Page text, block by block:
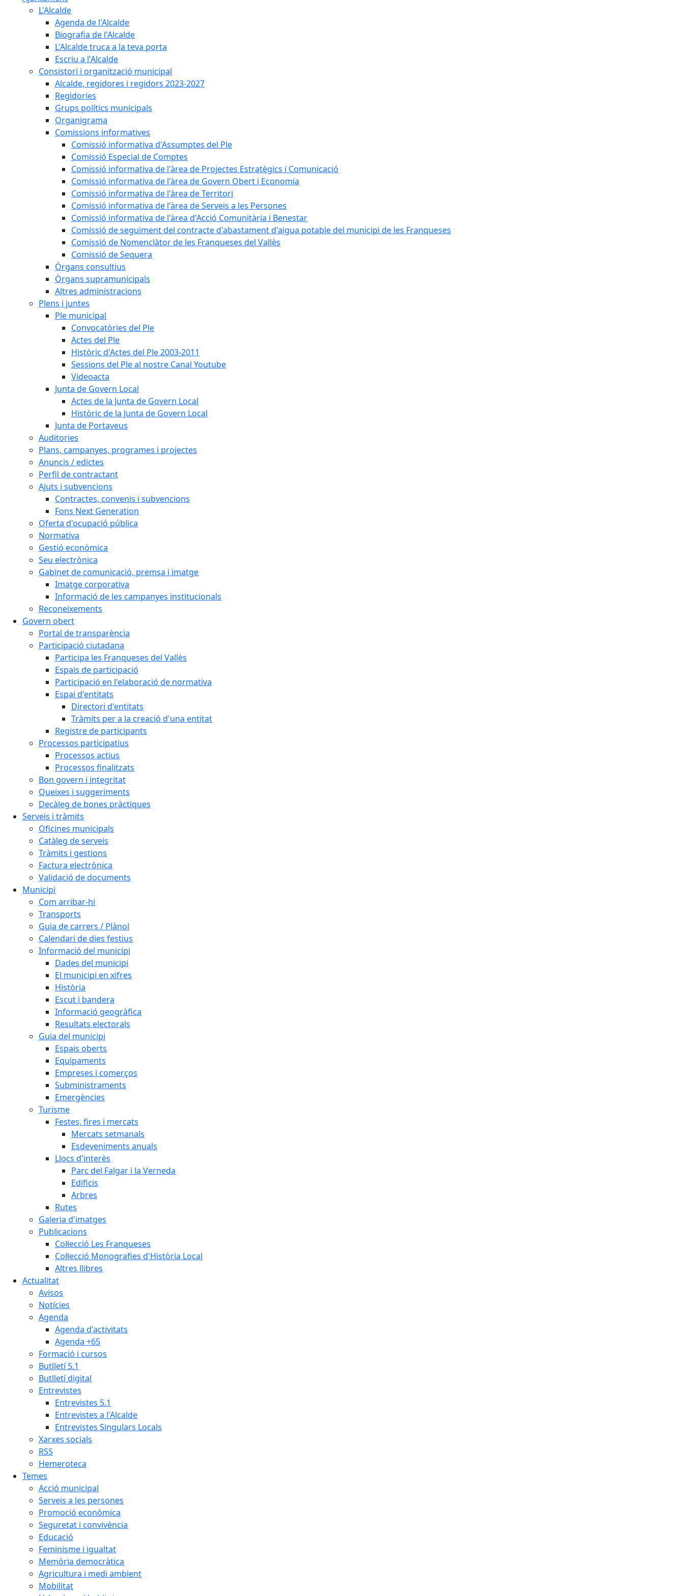
L'Alcalde
Agenda de l'Alcalde
Biografia de l'Alcalde
L'Alcalde truca a la teva porta
Escriu a l'Alcalde
Consistori i organització municipal
Alcalde, regidores i regidors 2023-2027
Regidories
Grups polítics municipals
Organigrama
Comissions informatives
Comissió informativa d'Assumptes del Ple
Comissió Especial de Comptes
Comissió informativa de l'àrea de Projectes Estratègics i Comunicació
Comissió informativa de l'àrea de Govern Obert i Economia
Comissió informativa de l'àrea de Territori
Comissió informativa de l'àrea de Serveis a les Persones
Comissió informativa de l'àrea d'Acció Comunitària i Benestar
Comissió de seguiment del contracte d'abastament d'aigua potable del municipi de les Franqueses
Comissió de Nomenclàtor de les Franqueses del Vallès
Comissió de Sequera
Òrgans consultius
Òrgans supramunicipals
Altres administracions
Plens i juntes
Ple municipal
Convocatòries del Ple
Actes del Ple
Històric d'Actes del Ple 2003-2011
Sessions del Ple al nostre Canal Youtube
Videoacta
Junta de Govern Local
Actes de la Junta de Govern Local
Històric de la Junta de Govern Local
Junta de Portaveus
Auditories
Plans, campanyes, programes i projectes
Anuncis / edictes
Perfil de contractant
Ajuts i subvencions
Contractes, convenis i subvencions
Fons Next Generation
Oferta d'ocupació pública
Normativa
Gestió econòmica
Seu electrònica
Gabinet de comunicació, premsa i imatge
Imatge corporativa
Informació de les campanyes institucionals
Reconeixements
Govern obert
Portal de transparència
Participació ciutadana
Participa les Franqueses del Vallès
Espais de participació
Participació en l'elaboració de normativa
Espai d'entitats
Directori d'entitats
Tràmits per a la creació d'una entitat
Registre de participants
Processos participatius
Processos actius
Processos finalitzats
Bon govern i integritat
Queixes i suggeriments
Decàleg de bones pràctiques
Serveis i tràmits
Oficines municipals
Catàleg de serveis
Tràmits i gestions
Factura electrònica
Validació de documents
Municipi
Com arribar-hi
Transports
Guia de carrers / Plànol
Calendari de dies festius
Informació del municipi
Dades del municipi
El municipi en xifres
Història
Escut i bandera
Informació geogràfica
Resultats electorals
Guia del municipi
Espais oberts
Equipaments
Empreses i comerços
Subministraments
Emergències
Turisme
Festes, fires i mercats
Mercats setmanals
Esdeveniments anuals
Llocs d'interès
Parc del Falgar i la Verneda
Edificis
Arbres
Rutes
Galeria d'imatges
Publicacions
Col·lecció Les Franqueses
Col·lecció Monografies d'Història Local
Altres llibres
Actualitat
Avisos
Notícies
Agenda
Agenda d'activitats
Agenda +65
Formació i cursos
Butlletí 5.1
Butlletí digital
Entrevistes
Entrevistes 5.1
Entrevistes a l'Alcalde
Entrevistes Singulars Locals
Xarxes socials
RSS
Hemeroteca
Temes
Acció municipal
Serveis a les persones
Promoció econòmica
Seguretat i convivència
Educació
Feminisme i igualtat
Memòria democràtica
Agricultura i medi ambient
Mobilitat